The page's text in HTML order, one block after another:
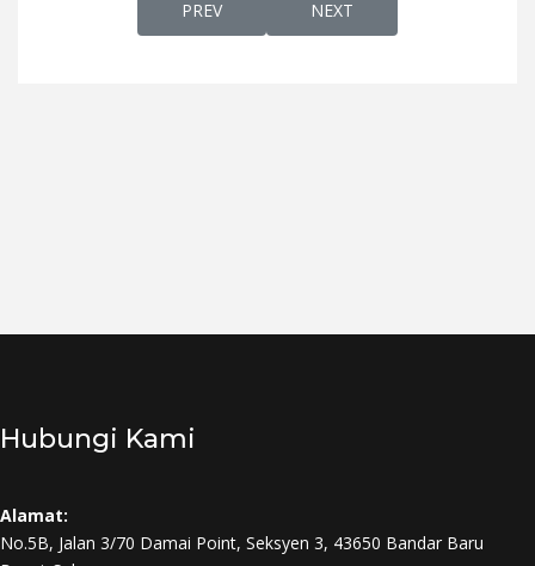
PREVIOUS ARTICLE: SIAPAKAH ORANG
PREV NEXT ARTICLE: SOSOK
NEXT
Hubungi Kami
Alamat:
No.5B, Jalan 3/70 Damai Point, Seksyen 3, 43650 Bandar Baru